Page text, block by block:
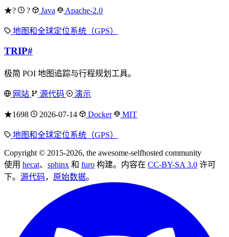
★? ? Java Apache-2.0
地图和全球定位系统（GPS）
TRIP#
极简 POI 地图追踪与行程规划工具。
网站 源代码 演示
★1698 2026-07-14 Docker MIT
地图和全球定位系统（GPS）
Copyright © 2015-2026, the awesome-selfhosted community
使用 hecat、 sphinx 和 furo 构建。内容在 CC-BY-SA 3.0 许可
下。 源代码， 原始数据。